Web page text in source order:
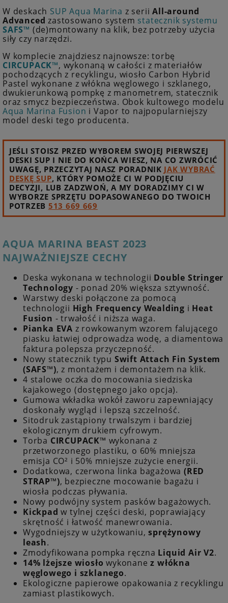
W deskach SUP Aqua Marina z seriiAll-around
Advanced zastosowano system statecznik systemu
SAFS™ (de)montowany na klik, bez potrzeby użycia
siły czy narzędzi.
W komplecie znajdziesz najnowsze: torbę
CIRCUPACK™, wykonaną w całości z materiałów
pochodzących z recyklingu, wiosło Carbon Hybrid
Pastel wykonane z włókna węglowego i szklanego,
dwukierunkową pompkę z manometrem, statecznik
oraz smycz bezpieczeństwa. Obok kultowego modelu
Aqua Marina Fusion i Vapor to najpopularniejszy
model deski tego producenta.
JEŚLI STOISZ PRZED WYBOREM SWOJEJ PIERWSZEJ
DESKI SUP I NIE DO KOŃCA WIESZ, NA CO ZWRÓCIĆ
UWAGĘ, PRZECZYTAJ NASZ PORADNIK JAK WYBRAĆ
DESKĘ SUP, KTÓRY POMOŻE CI W PODJĘCIU
DECYZJI, LUB ZADZWOŃ, A MY DORADZIMY CI W
WYBORZE SPRZĘTU DOPASOWANEGO DO TWOICH
POTRZEB 513 669 669
AQUA MARINA BEAST 2023
NAJWAŻNIEJSZE CECHY
Deska wykonana w technologii Double Stringer
Technology - ponad 20% większa sztywność.
Warstwy deski połączone za pomocą
technologii High Frequency Wealding i Heat
Fusion - trwałość i niższa waga.
Pianka EVA z rowkowanym wzorem falującego
piasku łatwiej odprowadza wodę, a diamentowa
faktura polepsza przyczepność.
Nowy statecznik typu Swift Attach Fin System
(SAFS™), z montażem i demontażem na klik.
4 stalowe oczka do mocowania siedziska
kajakowego (dostępnego jako opcja).
Gumowa wkładka wokół zaworu zapewniający
doskonały wygląd i lepszą szczelność.
Sitodruk zastąpiony trwalszym i bardziej
ekologicznym drukiem cyfrowym.
Torba CIRCUPACK™ wykonana z
przetworzonego plastiku, o 60% mniejsza
emisja CO² i 50% mniejsze zużycie energii.
Dodatkowa, czerwona linka bagażowa (RED
STRAP™), bezpieczne mocowanie bagażu i
wiosła podczas pływania.
Nowy podwójny system pasków bagażowych.
Kickpad w tylnej części deski, poprawiający
skrętność i łatwość manewrowania.
Wygodniejszy w użytkowaniu,sprężynowy
leash.
Zmodyfikowana pompka ręczna Liquid Air V2.
14% lżejsze wiosło wykonane z włókna
węglowego i szklanego.
Ekologiczne papierowe opakowania z recyklingu
zamiast plastikowych.